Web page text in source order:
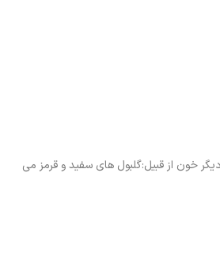
خون از قبیل:گلبول های سفید و قرمز می